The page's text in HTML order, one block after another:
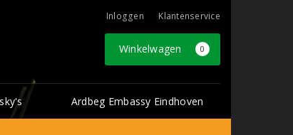
Inloggen Klantenservice
Winkelwagen 0
Ardbeg Embassy Eindhoven